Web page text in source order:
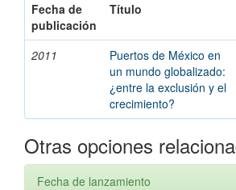
Fecha de
publicación
Título
2011
Puertos de México en
un mundo globalizado:
¿entre la exclusión y el
crecimiento?
Otras opciones
Fecha de lanzamiento